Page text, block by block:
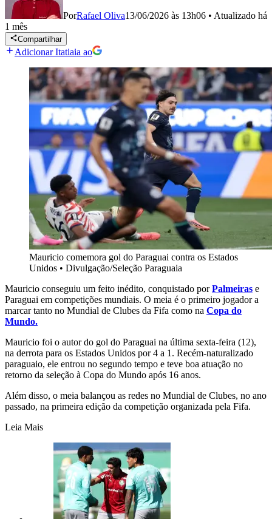
PorRafael Oliva13/06/2026 às 13h06 • Atualizado há
1 mês
Compartilhar
Adicionar Itatiaia ao
Mauricio comemora gol do Paraguai contra os Estados
Unidos • Divulgação/Seleção Paraguaia
Mauricio conseguiu um feito inédito, conquistado porPalmeiras e
Paraguai em competições mundiais. O meia é o primeiro jogador a
marcar tanto no Mundial de Clubes da Fifa como na Copa do
Mundo.
Mauricio foi o autor do gol do Paraguai na última sexta-feira (12),
na derrota para os Estados Unidos por 4 a 1. Recém-naturalizado
paraguaio, ele entrou no segundo tempo e teve boa atuação no
retorno da seleção à Copa do Mundo após 16 anos.
Além disso, o meia balançou as redes no Mundial de Clubes, no ano
passado, na primeira edição da competição organizada pela Fifa.
Leia Mais